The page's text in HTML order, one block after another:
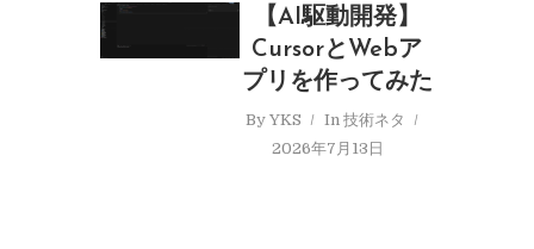
【AI駆動開発】
CursorとWebア
プリを作ってみた
ByYKS In技術ネタ
2026年7月13日